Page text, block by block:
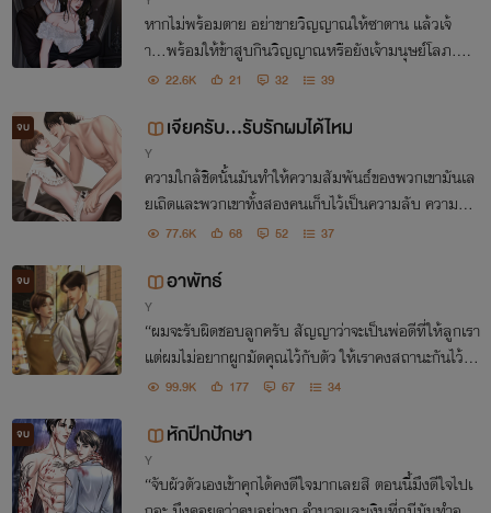
หากไม่พร้อมตาย อย่าขายวิญญาณให้ซาตาน แล้วเจ้
า...พร้อมให้ข้าสูบกินวิญญาณหรือยังเจ้ามนุษย์โลภ....
22.6K 21 32 39
จบ เจียครับ...รับรักผมได้ไหม
Y
ความใกล้ชิดนั้นมันทำให้ความสัมพันธ์ของพวกเขามันเล
ยเถิดและพวกเขาทั้งสองคนเก็บไว้เป็นความลับ ความลับ
ของความสัมพันธ์ที่ไม่มีชื่อเรียก
77.6K 68 52 37
จบ อาพัทธ์
Y
“ผมจะรับผิดชอบลูกครับ สัญญาว่าจะเป็นพ่อดีที่ให้ลูกเรา
แต่ผมไม่อยากผูกมัดคุณไว้กับตัว ให้เราคงสถานะกันไว้แ
ค่พ่อกับแม่ของลูกก็พอแล้วครับ”
99.9K 177 67 34
จบ หักปีกปักษา
Y
“จับผัวตัวเองเข้าคุกได้คงดีใจมากเลยสิ ตอนนี้มึงดีใจไปเ